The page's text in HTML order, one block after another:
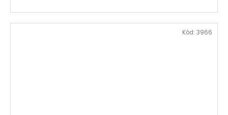
Kód: 3966